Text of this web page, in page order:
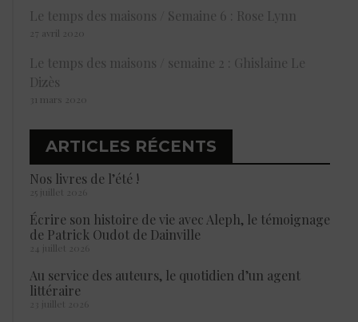
Le temps des maisons / Semaine 6 : Rose Lynn
27 avril 2020
Le temps des maisons / semaine 2 : Ghislaine Le
Dizès
31 mars 2020
ARTICLES RÉCENTS
Nos livres de l’été !
25 juillet 2026
Écrire son histoire de vie avec Aleph, le témoignage
de Patrick Oudot de Dainville
24 juillet 2026
Au service des auteurs, le quotidien d’un agent
littéraire
23 juillet 2026